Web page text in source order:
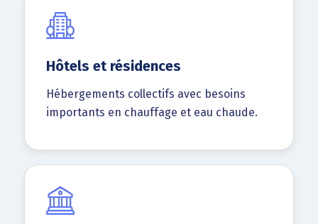
Hôtels et résidences
Hébergements collectifs avec besoins
importants en chauffage et eau chaude.